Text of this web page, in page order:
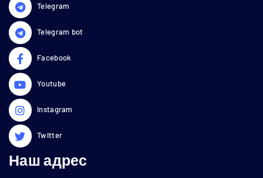
Telegram
Telegram bot
Facebook
Youtube
Instagram
Twitter
Наш адрес